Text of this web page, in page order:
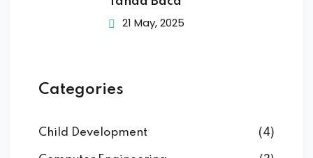
21 May, 2025
Categories
Child Development (4)